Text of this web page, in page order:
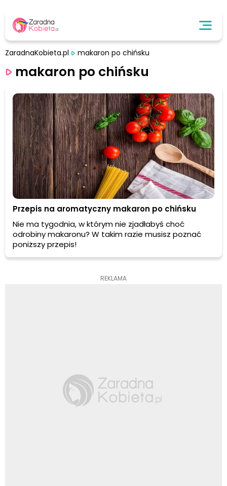
ZaradnaKobieta.pl makaron po chińsku
makaron po chińsku
Przepis na aromatyczny makaron po chińsku
Nie ma tygodnia, w którym nie zjadłabyś choć
odrobiny makaronu? W takim razie musisz poznać
poniższy przepis!
REKLAMA